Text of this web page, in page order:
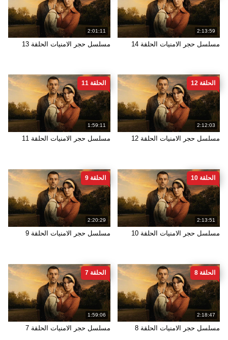
2:13:59
مسلسل حجر الامنيات الحلقة 14
2:01:11
مسلسل حجر الامنيات الحلقة 13
2:12:03
الحلقة 12
مسلسل حجر الامنيات الحلقة 12
1:59:11
الحلقة 11
مسلسل حجر الامنيات الحلقة 11
2:13:51
الحلقة 10
مسلسل حجر الامنيات الحلقة 10
2:20:29
الحلقة 9
مسلسل حجر الامنيات الحلقة 9
2:18:47
الحلقة 8
مسلسل حجر الامنيات الحلقة 8
1:59:06
الحلقة 7
مسلسل حجر الامنيات الحلقة 7